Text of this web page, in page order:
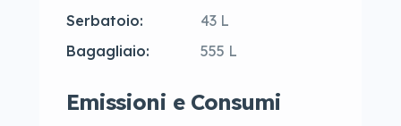
Serbatoio:
43 L
Bagagliaio:
555 L
Emissioni e Consumi